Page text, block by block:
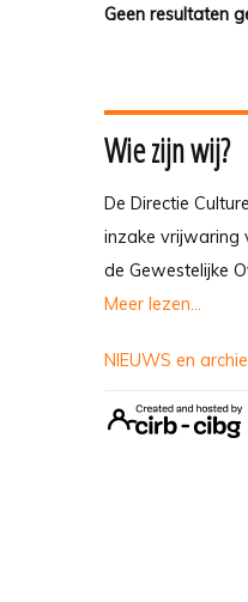
Geen resultaten
Wie zijn wij?
De Directie
inzake vrijwaring
de Gewestelijke
Meer lezen...
NIEUWS en